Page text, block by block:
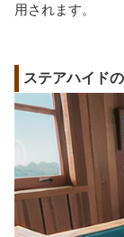
用されます。
ステアハイド